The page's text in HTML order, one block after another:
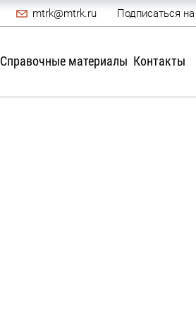
mtrk@mtrk.ru Подписаться
Справочные материалы Контакты